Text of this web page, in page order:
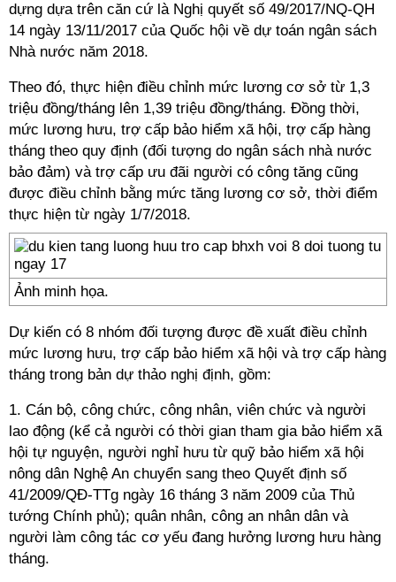
dựng dựa trên căn cứ là Nghị quyết số 49/2017/NQ-QH
14 ngày 13/11/2017 của Quốc hội về dự toán ngân sách
Nhà nước năm 2018.
Theo đó, thực hiện điều chỉnh mức lương cơ sở từ 1,3
triệu đồng/tháng lên 1,39 triệu đồng/tháng. Đồng thời,
mức lương hưu, trợ cấp bảo hiểm xã hội, trợ cấp hàng
tháng theo quy định (đối tượng do ngân sách nhà nước
bảo đảm) và trợ cấp ưu đãi người có công tăng cũng
được điều chỉnh bằng mức tăng lương cơ sở, thời điểm
thực hiện từ ngày 1/7/2018.
Ảnh minh họa.
Dự kiến có 8 nhóm đối tượng được đề xuất điều chỉnh
mức lương hưu, trợ cấp bảo hiểm xã hội và trợ cấp hàng
tháng trong bản dự thảo nghị định, gồm:
1. Cán bộ, công chức, công nhân, viên chức và người
lao động (kể cả người có thời gian tham gia bảo hiểm xã
hội tự nguyện, người nghỉ hưu từ quỹ bảo hiểm xã hội
nông dân Nghệ An chuyển sang theo Quyết định số
41/2009/QĐ-TTg ngày 16 tháng 3 năm 2009 của Thủ
tướng Chính phủ); quân nhân, công an nhân dân và
người làm công tác cơ yếu đang hưởng lương hưu hàng
tháng.